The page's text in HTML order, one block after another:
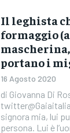
Il leghista
formaggio
portano i
16 Agosto 2020
di Giovanna Di
signora mia, lui
persona. Lui è